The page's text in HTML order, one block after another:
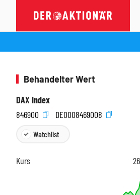
Behandelter Wert
DAX Index
846900
DE0008469008
Watchlist
Kurs